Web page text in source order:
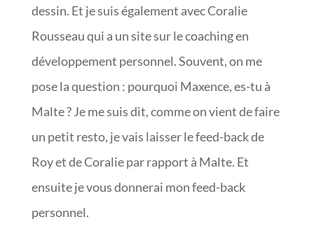
dessin. Et je suis également avec Coralie
Rousseau qui a un site sur le coaching en
développement personnel. Souvent, on me
pose la question : pourquoi Maxence, es-tu à
Malte ? Je me suis dit, comme on vient de faire
un petit resto, je vais laisser le feed-back de
Roy et de Coralie par rapport à Malte. Et
ensuite je vous donnerai mon feed-back
personnel.